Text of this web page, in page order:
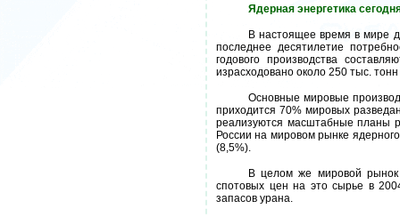
Ядерная энергетика
В настоящее время в мире
последнее десятилетие
годового производства
израсходовано около 250 тыс. тонн
Основные мировые
приходится 70% мировых
реализуются масштабные планы
России на мировом рынке
(8,5%).
В целом же мировой рынок
спотовых цен на это сырье в
запасов урана.